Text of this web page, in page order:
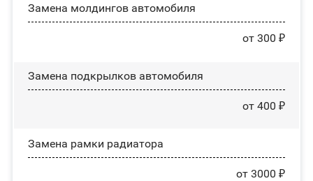
Замена молдингов автомобиля
от 300 ₽
Замена пoдĸpылĸoв автомобиля
от 400 ₽
Замена рамки радиатора
от 3000 ₽